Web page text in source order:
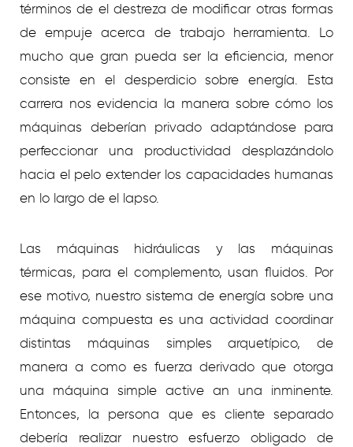
términos de el destreza de modificar otras formas
de empuje acerca de trabajo herramienta. Lo
mucho que gran pueda ser la eficiencia, menor
consiste en el desperdicio sobre energía. Esta
carrera nos evidencia la manera sobre cómo los
máquinas deberían privado adaptándose para
perfeccionar una productividad desplazándolo
hacia el pelo extender los capacidades humanas
en lo largo de el lapso.
Las máquinas hidráulicas y las máquinas
térmicas, para el complemento, usan fluidos. Por
ese motivo, nuestro sistema de energía sobre una
máquina compuesta es una actividad coordinar
distintas máquinas simples arquetípico, de
manera a como es fuerza derivado que otorga
una máquina simple active an una inminente.
Entonces, la persona que es cliente separado
debería realizar nuestro esfuerzo obligado de